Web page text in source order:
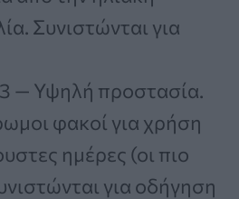
Συνιστώνται για
— Υψηλή προστασία.
φακοί για χρήση
ημέρες (οι πιο
για οδήγηση